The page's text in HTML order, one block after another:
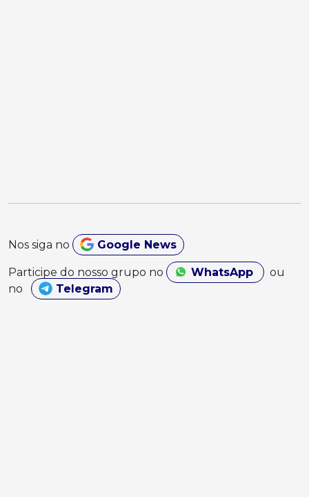
Nos siga no Google News
Participe do nosso grupo no WhatsApp
ou
no
Telegram